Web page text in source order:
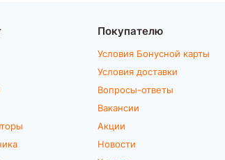
Покупателю
Условия Бонусной карты
Условия доставки
Вопросы-ответы
Вакансии
Акции
Новости